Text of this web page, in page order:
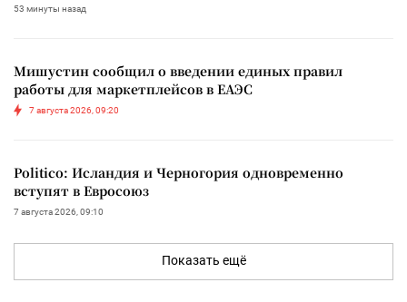
53 минуты назад
Мишустин сообщил о введении единых правил
работы для маркетплейсов в ЕАЭС
7 августа 2026, 09:20
Politico: Исландия и Черногория одновременно
вступят в Евросоюз
7 августа 2026, 09:10
Показать ещё